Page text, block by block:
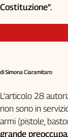
Costituzione”.
di Simona Ciaramitaro
L’articolo 28
non sono in
armi (pistole,
grande